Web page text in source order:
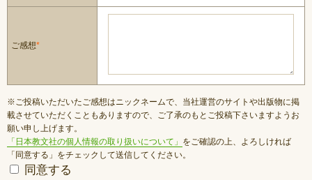
ご感想*
※ご投稿いただいたご感想はニックネームで、当社運営のサイトや出版物に掲
載させていただくこともありますので、ご了承のもとご投稿下さいますようお
願い申し上げます。
「日本教文社の個人情報の取り扱いについて」 をご確認の上、よろしければ
「同意する」をチェックして送信してください。
同意する